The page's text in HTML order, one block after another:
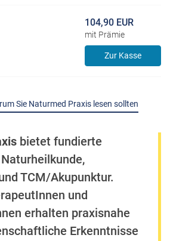
104,90 EUR
mit Prämie
Zur Kasse
Sie Naturmed Praxis lesen sollten
bietet fundierte
TCM/Akupunktur.
und
erhalten praxisnahe
Erkenntnisse